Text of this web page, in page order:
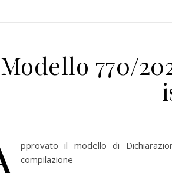
Modello 770/
pprovato il modello di
compilazione